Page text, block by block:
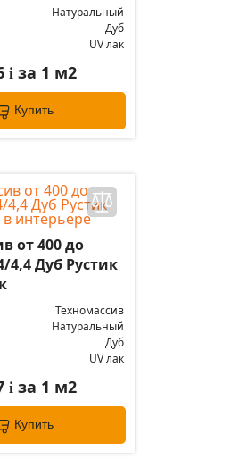
Натуральный
Дуб
UV лак
i за 1 м2
Купить
от 400 до
4,4 Дуб Рустик
Техномассив
Натуральный
Дуб
UV лак
i за 1 м2
Купить